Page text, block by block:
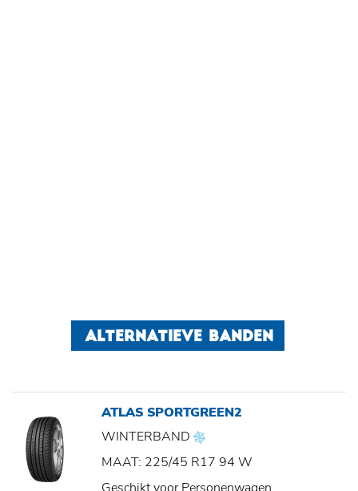
ALTERNATIEVE BANDEN
ATLAS SPORTGREEN2
WINTERBAND
MAAT: 225/45 R17 94 W